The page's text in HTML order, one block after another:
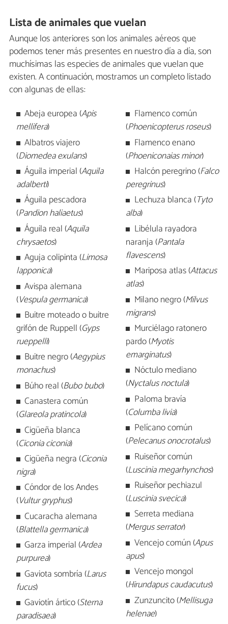
Lista de animales que vuelan
Aunque los anteriores son los animales aéreos que
podemos tener más presentes en nuestro día a día, son
muchísimas las especies de animales que vuelan que
existen. A continuación, mostramos un completo listado
con algunas de ellas:
Abeja europea (Apis
mellifera)
Albatros viajero
(Diomedea exulans)
Águila imperial (Aquila
adalberti)
Águila pescadora
(Pandion haliaetus)
Águila real (Aquila
chrysaetos)
Aguja colipinta (Limosa
lapponica)
Avispa alemana
(Vespula germanica)
Buitre moteado o buitre
grifón de Ruppell (Gyps
rueppelli)
Buitre negro (Aegypius
monachus)
Búho real (Bubo bubo)
Canastera común
(Glareola pratincola)
Cigüeña blanca
(Ciconia ciconia)
Cigüeña negra (Ciconia
nigra)
Cóndor de los Andes
(Vultur gryphus)
Cucaracha alemana
(Blattella germanica)
Garza imperial (Ardea
purpurea)
Gaviota sombría (Larus
fucus)
Gaviotín ártico (Sterna
paradisaea)
Flamenco común
(Phoenicopterus roseus)
Flamenco enano
(Phoeniconaias minor)
Halcón peregrino (Falco
peregrinus)
Lechuza blanca (Tyto
alba)
Libélula rayadora
naranja (Pantala
flavescens)
Mariposa atlas (Attacus
atlas)
Milano negro (Milvus
migrans)
Murciélago ratonero
pardo (Myotis
emarginatus)
Nóctulo mediano
(Nyctalus noctula)
Paloma bravía
(Columba livia)
Pelícano común
(Pelecanus onocrotalus)
Ruiseñor común
(Luscinia megarhynchos)
Ruiseñor pechiazul
(Luscinia svecica)
Serreta mediana
(Mergus serrator)
Vencejo común (Apus
apus)
Vencejo mongol
(Hirundapus caudacutus)
Zunzuncito (Mellisuga
helenae)